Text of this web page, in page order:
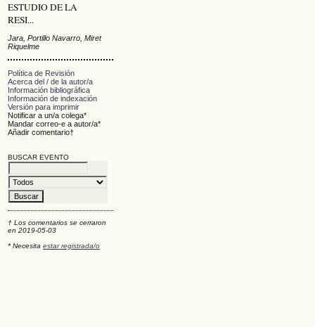
ESTUDIO DE LA
RESI...
Jara, Portillo Navarro, Miret
Riquelme
Política de Revisión
Acerca del / de la autor/a
Información bibliográfica
Información de indexación
Versión para imprimir
Notificar a un/a colega*
Mandar correo-e a autor/a*
Añadir comentario†
BUSCAR EVENTO
† Los comentarios se cerraron
en 2019-05-03
* Necesitaestar registrada/o